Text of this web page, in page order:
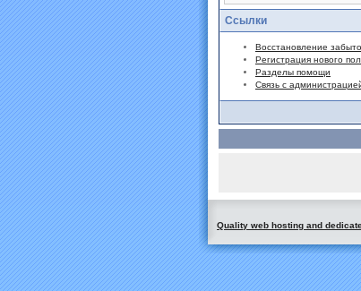
Ссылки
Восстановление
Регистрация нового
Разделы помощи
Связь с
Quality web hosting and